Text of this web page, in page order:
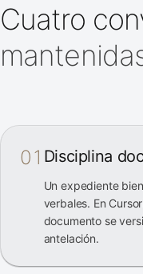
Cuatro
01 Disciplina
Un expediente
verbales. En
documento se
antelación.